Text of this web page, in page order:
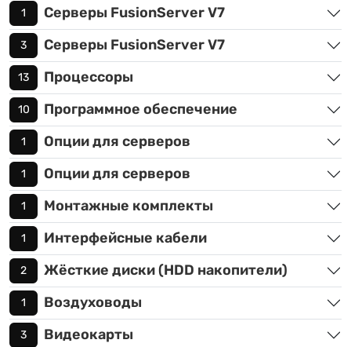
1 Серверы FusionServer V7
3 Серверы FusionServer V7
13 Процессоры
10 Программное обеспечение
1 Опции для серверов
1 Опции для серверов
1 Монтажные комплекты
1 Интерфейсные кабели
2 Жёсткие диски (HDD накопители)
1 Воздуховоды
3 Видеокарты